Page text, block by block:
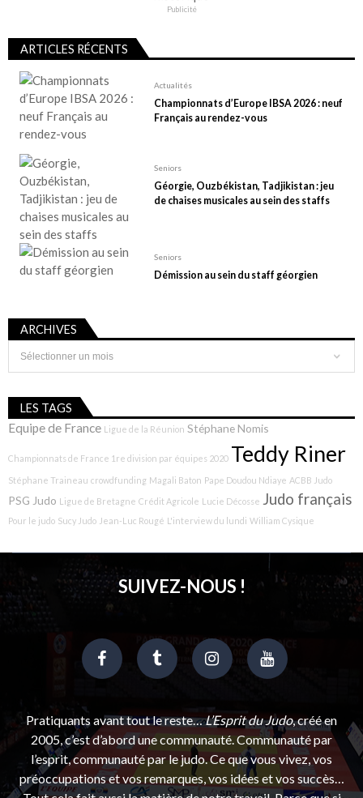
Publicité
ARTICLES RÉCENTS
Actualités
Championnats d’Europe IBSA 2026 : neuf
Français au rendez-vous
Seniors
Géorgie, Ouzbékistan, Tadjikistan : jeu
de chaises musicales au sein des staffs
Seniors
Démission au sein du staff géorgien
ARCHIVES
Archives
LES TAGS
Equipe de France Ligue de la Réunion Stéphane Nomis
Championnats de France 1re division par équipes 2020 Teddy Riner
Stéphane Traineau crowdfunding Magali Baton Pape Doudou Ndiaye ACBB Judo
PSG Judo Ligue de Bretagne Crédit Agricole Lucie Décosse Judo français
Pour le judo Sucy Judo Jean-Luc Rougé L'interview du lundi William Cysique
SUIVEZ-NOUS !
Pratiquants avant tout le reste…L’Esprit du Judo, créé en
2005, c’est d’abord une communauté. Communauté par
l’esprit, communauté par le judo. Ce que vous vivez, vos
préoccupations et vos remarques, vos idées et vos succès…